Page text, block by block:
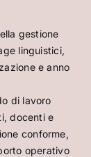
gestione
linguistici,
e anno
di lavoro
docenti e
conforme,
operativo